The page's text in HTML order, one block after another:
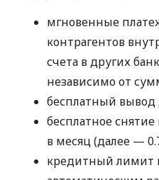
мгновенные
контрагентов
счета в других
независимо от
бесплатный вывод
бесплатное
в месяц (далее —
кредитный лимит